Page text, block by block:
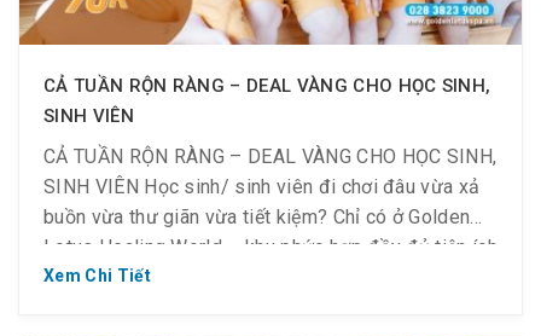
CẢ TUẦN RỘN RÀNG – DEAL VÀNG CHO HỌC SINH,
SINH VIÊN
CẢ TUẦN RỘN RÀNG – DEAL VÀNG CHO HỌC SINH,
SINH VIÊN Học sinh/ sinh viên đi chơi đâu vừa xả
buồn vừa thư giãn vừa tiết kiệm? Chỉ có ở Golden
Lotus Healing World – khu phức hợp đầy đủ tiện ích
như một Mall thu nhỏ để bạn trẻ thỏa sức trải
Xem Chi Tiết